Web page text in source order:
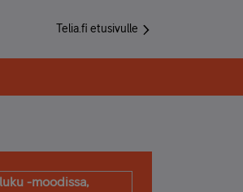
Telia.fi etusivulle
-moodissa,